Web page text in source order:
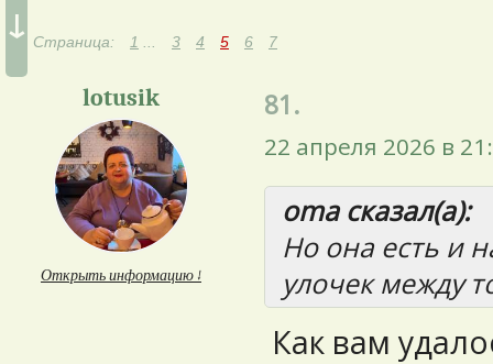
↓ Страница: 1 3 4 5 6 7
lotusik
Открыть информацию ↓
81.
22 апреля 2026 в
oma сказал(а):
Но она есть и
улочек между
Как вам